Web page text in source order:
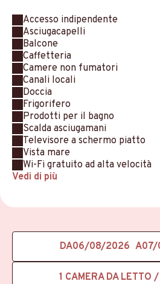
Accesso indipendente
Asciugacapelli
Balcone
Caffetteria
Camere non fumatori
Canali locali
Doccia
Frigorifero
Prodotti per il bagno
Scalda asciugamani
Televisore a schermo piatto
Vista mare
Wi-Fi gratuito ad alta velocità
Vedi di più
DA A
1 CAMERA DA LETTO /